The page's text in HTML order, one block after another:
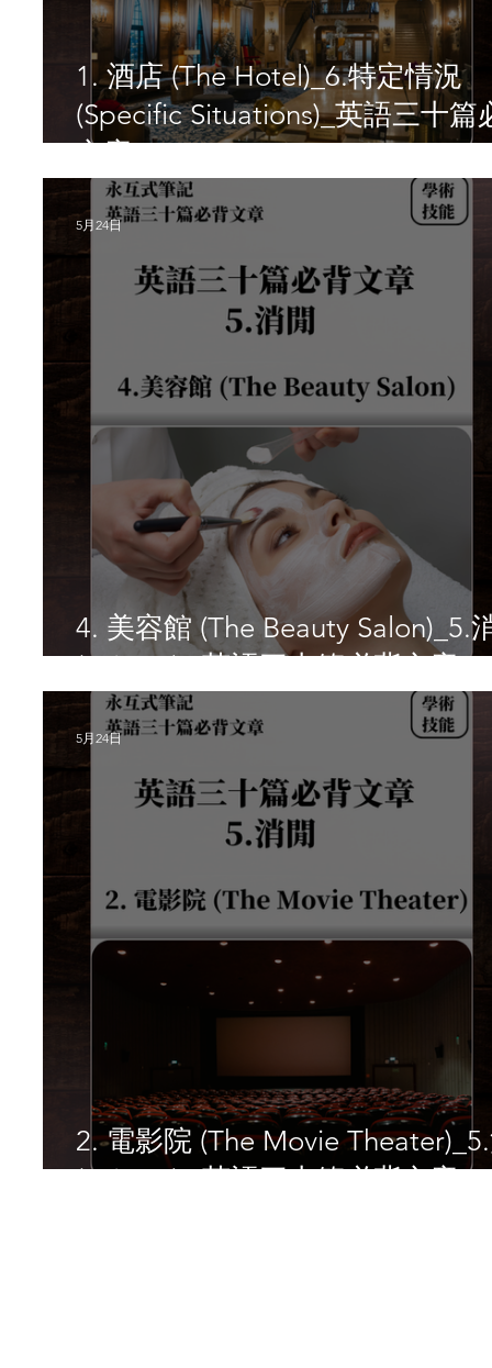
1. 酒店 (The Hotel)_6.特定情況
(Specific Situations)_英語三十篇
文章
4. 美容館 (The Beauty Salon)_5.
(Leisure) _英語三十篇必背文章
5月24日
2. 電影院 (The Movie
(Leisure) _英語三十篇必背文章
5月24日